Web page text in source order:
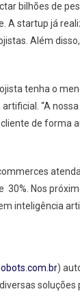
bilhões de
A startup já
Além
tenha o
“A
de forma
Nos
inteligência
)